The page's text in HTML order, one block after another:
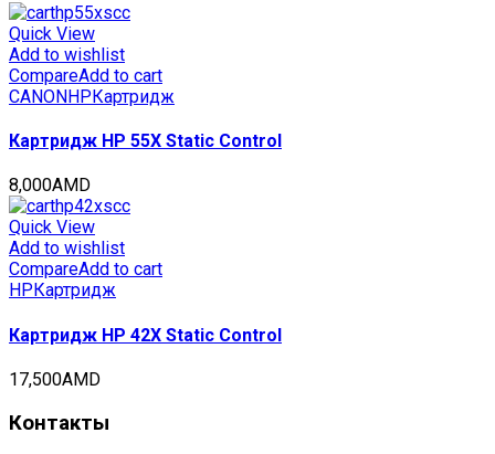
Quick View
Add to wishlist
CompareAdd to cart
CANONHPКартридж
Картридж HP 55X Static Control
8,000AMD
Quick View
Add to wishlist
CompareAdd to cart
HP Картридж
Картридж HP 42X Static Control
17,500AMD
Контакты